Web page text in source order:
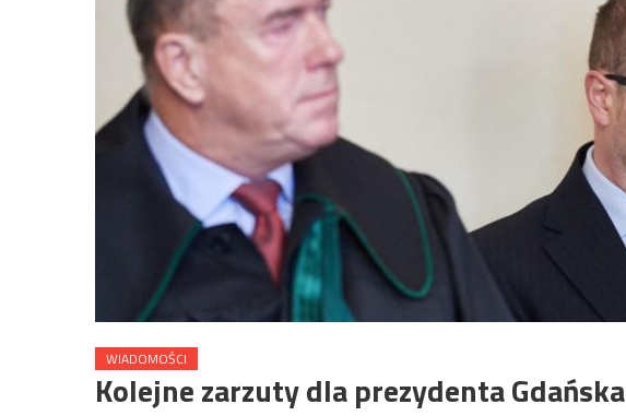
WIADOMOŚCI
Kolejne zarzuty dla prezydenta Gdańska